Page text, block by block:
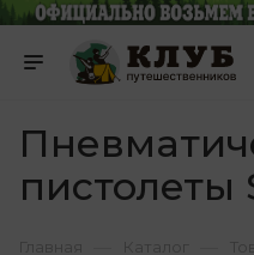
пистолеты